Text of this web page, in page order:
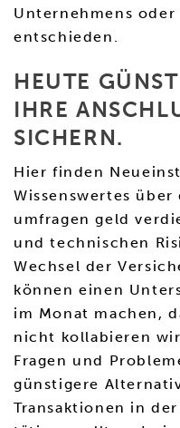
Unternehmens
entschieden.
HEUTE
IHRE
SICHERN.
Hier finden
Wissenswertes
umfragen geld
und technischen
Wechsel der
können einen
im Monat machen,
nicht kollabieren
Fragen und
günstigere
Transaktionen in